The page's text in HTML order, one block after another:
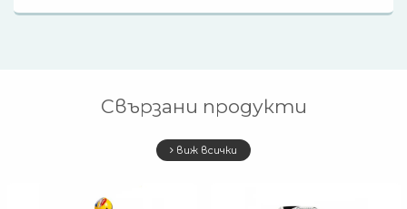
Свързани продукти
виж всички